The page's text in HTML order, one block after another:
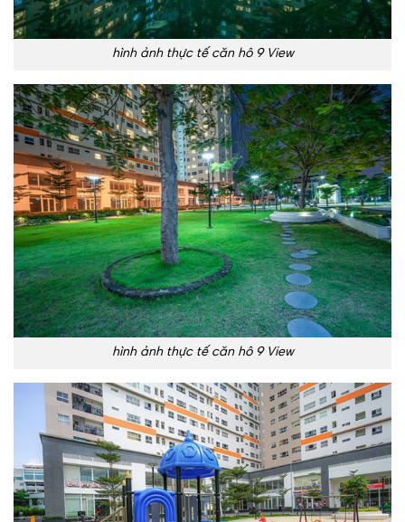
hình ảnh thực tế căn hô 9 View
hình ảnh thực tế căn hô 9 View